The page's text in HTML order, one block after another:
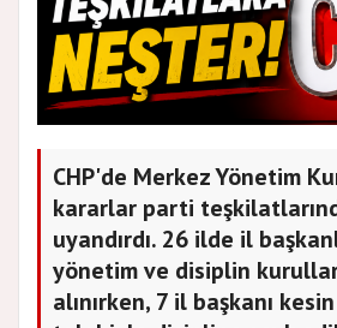
CHP'de Merkez Yönetim
kararlar parti
uyandırdı. 26 ilde il
yönetim ve disiplin
alınırken, 7 il başkanı